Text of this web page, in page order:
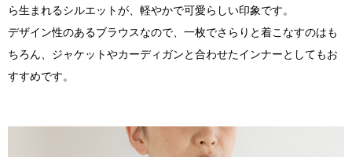
ら生まれるシルエットが、軽やかで可愛らしい印象です。
デザイン性のあるブラウスなので、一枚でさらりと着こなすのはも
ちろん、ジャケットやカーディガンと合わせたインナーとしてもお
すすめです。